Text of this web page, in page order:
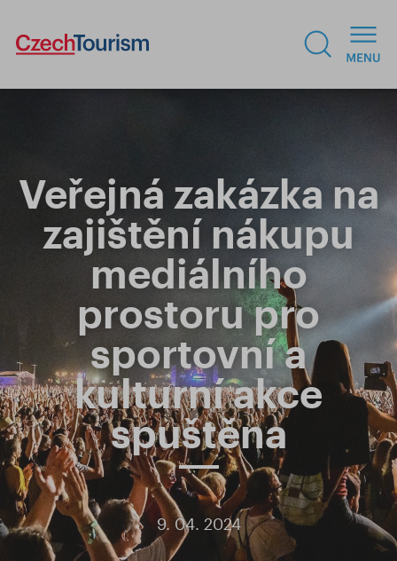
Veřejná zakázka na
zajištění nákupu
mediálního
prostoru pro
sportovní a
kulturní akce
spuštěna
9. 04. 2024